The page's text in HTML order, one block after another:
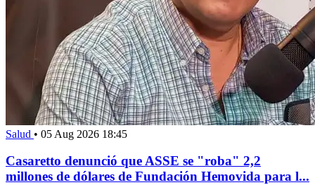
Salud • 05 Aug 2026 18:45
Casaretto denunció que ASSE se "roba" 2,2
millones de dólares de Fundación Hemovida para l...